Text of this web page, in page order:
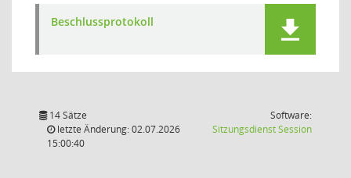
Beschlussprotokoll
14 Sätze
letzte Änderung: 02.07.2026
15:00:40
Software:
SitzungsdienstSession(Wird in